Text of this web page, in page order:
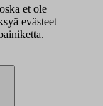
et ole
evästeet